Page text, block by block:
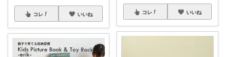
コレ いいね コレ いいね